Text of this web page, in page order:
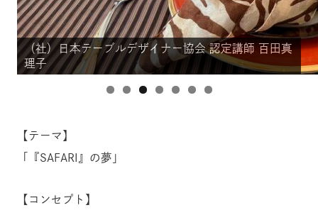
（社）日本テーブルデザイナー協会 認定講師 百田真
理子
（社）日本テーブルデザイナー協会 認定講師 百田真
理子
（社）日本テーブルデザイナー協会 認定講師 百田真
理子
（社）日本テーブルデザイナー協会 認定講師 百田真
理子
（社）日本テーブルデザイナー協会 認定講師 百田真
理子
（社）日本テーブルデザイナー協会 認定講師 百田真
理子
（社）日本テーブルデザイナー協会 認定講師 百田真
理子
【テーマ】
「『SAFARI』の夢」
【コンセプト】